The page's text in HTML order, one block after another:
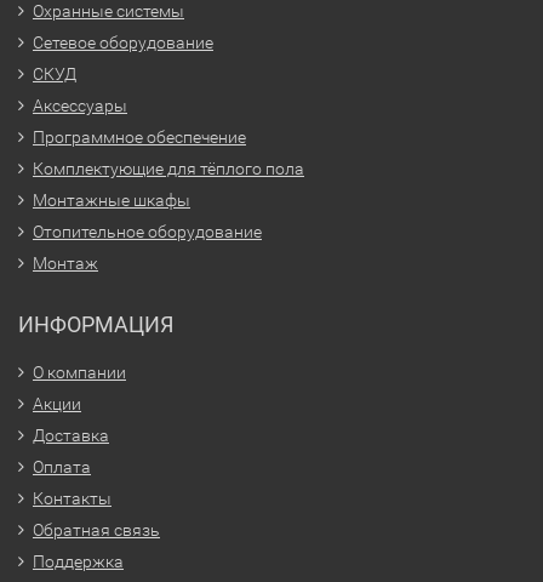
Охранные системы
Сетевое оборудование
СКУД
Аксессуары
Программное обеспечение
Комплектующие для тёплого пола
Монтажные шкафы
Отопительное оборудование
Монтаж
ИНФОРМАЦИЯ
О компании
Акции
Доставка
Оплата
Контакты
Обратная связь
Поддержка